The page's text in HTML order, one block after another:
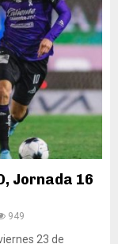
Jornada 16
949
23 de